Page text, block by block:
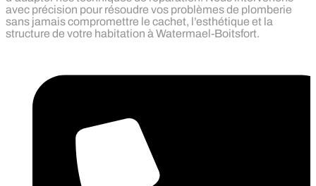
avec précision pour résoudre vos problèmes de plomberie
sans jamais compromettre le cachet, l’esthétique et la
structure de votre habitation à Watermael-Boitsfort.